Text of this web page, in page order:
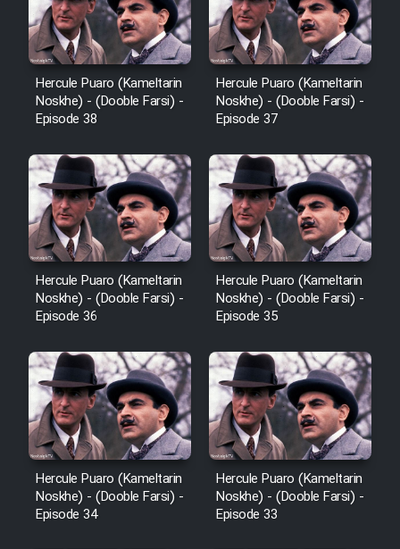
Serial Ayeneh 1364
Serial Bazam Madresam Dir
Shod 1362
Serial Hojr ebn Oday 1381
Film Akharin Marhaleh
Film Atash Penhan
Animeishen Cinemaei Safar Be
Sarzamin Dur
Film Jangju Pirooz
Film Padzahr
Film Shab Rubah
Hercule Puaro (Kameltarin
Noskhe) - (Dooble Farsi) -
Episode 38
Hercule Puaro (Kameltarin
Noskhe) - (Dooble Farsi) -
Episode 37
Hercule Puaro (Kameltarin
Noskhe) - (Dooble Farsi) -
Episode 36
Hercule Puaro (Kameltarin
Noskhe) - (Dooble Farsi) -
Episode 35
Hercule Puaro (Kameltarin
Noskhe) - (Dooble Farsi) -
Episode 34
Hercule Puaro (Kameltarin
Noskhe) - (Dooble Farsi) -
Episode 33